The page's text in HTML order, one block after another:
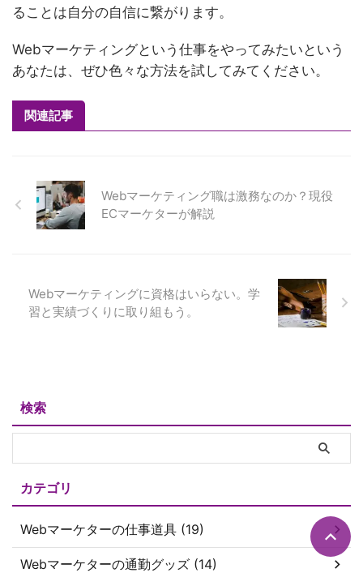
ることは自分の自信に繋がります。
Webマーケティングという仕事をやってみたいという
あなたは、ぜひ色々な方法を試してみてください。
関連記事
Webマーケティング職は激務なのか？現役
ECマーケターが解説
Webマーケティングに資格はいらない。学
習と実績づくりに取り組もう。
検索
カテゴリ
Webマーケターの仕事道具 (19)
Webマーケターの通勤グッズ (14)